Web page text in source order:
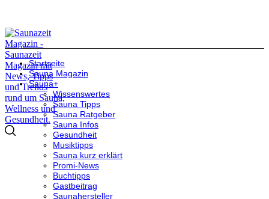
Startseite
Sauna Magazin
Sauna+
Wissenswertes
Sauna Tipps
Sauna Ratgeber
Sauna Infos
Gesundheit
Musiktipps
Sauna kurz erklärt
Promi-News
Buchtipps
Gastbeitrag
Saunahersteller